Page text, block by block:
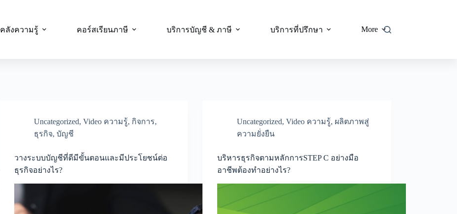
คลังความรู้ คอร์สเรียนภาษี บริการบัญชี & ภาษี บริการที่ปรึกษา More
Uncategorized,Video ความรู้, กิจการ,
ธุรกิจ,บัญชี
วางระบบบัญชีที่ดีมีขั้นตอนและมีประโยชน์ต่อ
ธุรกิจอย่างไร?
Uncategorized,Video ความรู้, ผลิตภาพสู่
ความยั่งยืน
บริหารธุรกิจตามหลักการSTEP C อย่างมือ
อาชีพต้องทำอย่างไร?